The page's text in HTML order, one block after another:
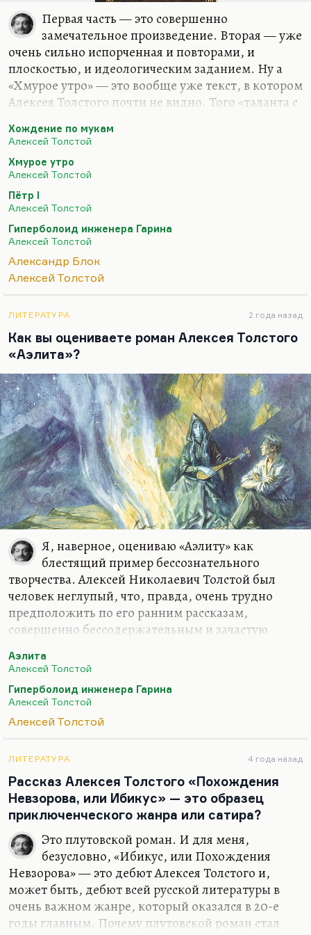
Первая часть — это совершенно
замечательное произведение. Вторая — уже
очень сильно испорченная и повторами, и
плоскостью, и идеологическим заданием. Ну а
«Хмурое утро» — это вообще уже текст, в котором
Алексея Толстого почти не видно. Того «таланта с
уже там практически нельзя различить. Он
время войны, когда появились «Рассказы Ивана
многие).
Но в целом мне кажется, что «Хождение по
мукам» — это книга, к которой можно было
относиться всерьез, просто когда ничего другого
не было. Я и «Петра Первого» не люблю. Мне
Хождение по мукам
Алексей Толстой
Хмурое утро
Алексей Толстой
Пётр I
Алексей Толстой
Гиперболоид инженера Гарина
Алексей Толстой
Александр Блок
Алексей Толстой
ЛИТЕРАТУРА 2 года назад
Как вы оцениваете роман Алексея Толстого
«Аэлита»?
Я, наверное, оцениваю «Аэлиту» как
блестящий пример бессознательного
творчества. Алексей Николаевич Толстой был
человек неглупый, что, правда, очень трудно
предположить по его ранним рассказам,
совершенно бессодержательным и зачастую
в начале двадцатых, и лучшие свои вещи написал
возвращении, когда появился «Ибикус», когда
хотя, конечно, Гарина — ясно, что это один из
появился, этот дар, у него бессознательно, когда
он ради заработка писал фантастику. И таким
примером блестящей фантастики является «Союз
пяти», и…
Аэлита
Алексей Толстой
Гиперболоид инженера Гарина
Алексей Толстой
Алексей Толстой
ЛИТЕРАТУРА 4 года назад
Рассказ Алексея Толстого «Похождения
Невзорова, или Ибикус» — это образец
приключенческого жанра или сатира?
Это плутовской роман. И для меня,
безусловно, «Ибикус, или Похождения
Невзорова» — это дебют Алексея Толстого и,
может быть, дебют всей русской литературы в
очень важном жанре, который оказался в 20-е
годы главным. Почему плутовской роман стал